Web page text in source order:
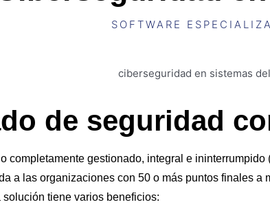
SOFTWARE
de seguridad
completamente gestionado, integral e ininterrumpido
a las organizaciones con 50 o más puntos finales a
tiene varios beneficios: